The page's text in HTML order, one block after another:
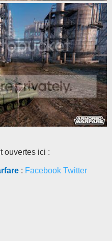
ouvertes ici :
: Facebook Twitter